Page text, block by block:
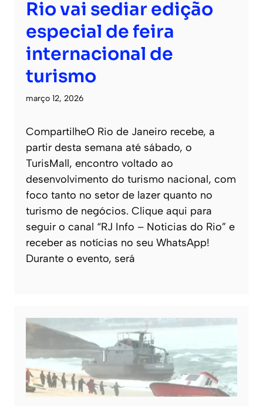
Rio vai sediar edição
especial de feira
internacional de
turismo
março 12, 2026
CompartilheO Rio de Janeiro recebe, a
partir desta semana até sábado, o
TurisMall, encontro voltado ao
desenvolvimento do turismo nacional, com
foco tanto no setor de lazer quanto no
turismo de negócios. Clique aqui para
seguir o canal “RJ Info – Noticias do Rio” e
receber as notícias no seu WhatsApp!
Durante o evento, será